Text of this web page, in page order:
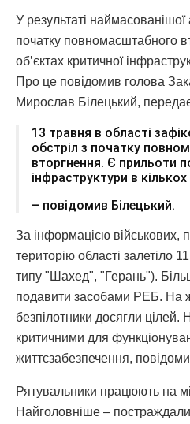
У результаті
початку повномасштабного
обʼєктах критичної
Про це повідомив голова
Мирослав Білецький,
13 травня в області
обстріл з початку
вторгнення. Є прильоти
інфраструктури в
– повідомив Білецький.
За інформацією військових,
територію області залетіло
типу "Шахед", "Герань").
подавити засобами РЕБ. На
безпілотники досягли цілей.
критичними для
життєзабезпечення,
Рятувальники працюють на
Найголовніше –